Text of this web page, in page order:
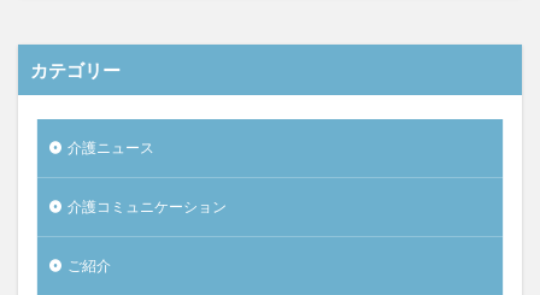
カテゴリー
介護ニュース
介護コミュニケーション
ご紹介